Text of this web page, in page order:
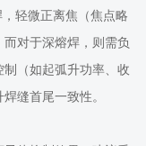
轻微正离焦（焦点略
对于深熔焊，则需负
（如起弧升功率、收
缝首尾一致性。